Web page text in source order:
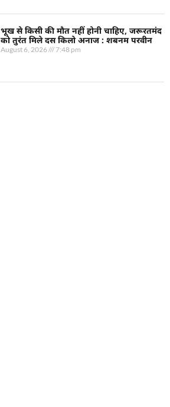
भूख से किसी की मौत नहीं होनी चाहिए, जरूरतमंद
को तुरंत मिले दस किलो अनाज : शबनम परवीन
August 6, 2026 7:48 pm